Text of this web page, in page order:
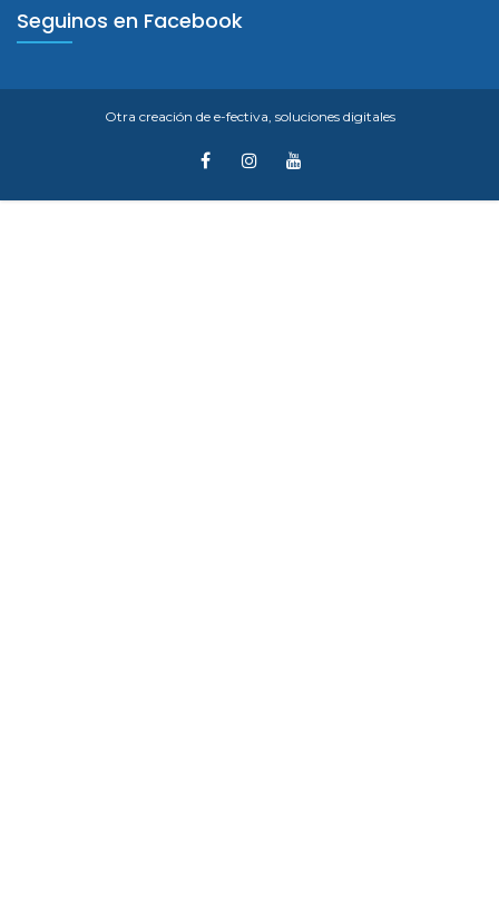
Seguinos en Facebook
Otra creación de e-fectiva, soluciones digitales